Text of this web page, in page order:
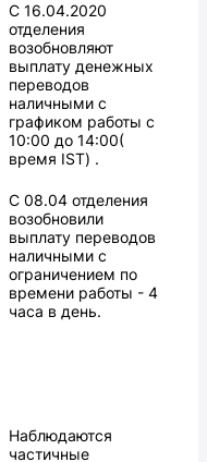
С 16.04.2020
отделения
возобновляют
выплату денежных
переводов
наличными с
графиком работы c
10:00 до 14:00(
время IST) .
С 08.04 отделения
возобновили
выплату переводов
наличными с
ограничением по
времени работы - 4
часа в день.
Наблюдаются
частичные